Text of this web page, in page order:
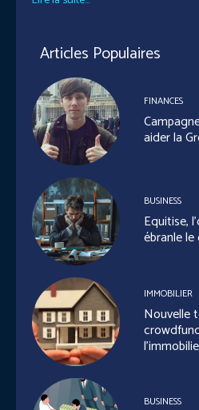
Articles Populaires
FINANCES
aider la
BUSINESS
Equitise,
ébranle
IMMOBILIER
Nouvelle
BUSINESS